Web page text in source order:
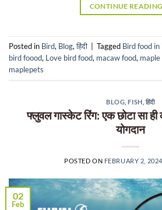
CONTINUE READING
Posted in Bird, Blog,हिंदी Tagged Bird food in
bird foood, Love bird food, macaw food,
maplepets
BLOG ,FISH हिंदी
फ्लुवल गास्केट रिंग: एक छोटा सा ही
योगदान
POSTED ON FEBRUARY 2, 2024
02
Feb